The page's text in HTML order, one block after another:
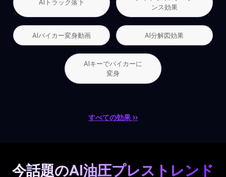
AIトラック落下
ンス効果
AIバイカー変身動画 AI分解図効果
AIキーでバイカーに
変身
すべての効果 ››
今話題のAI油圧プレストレンド